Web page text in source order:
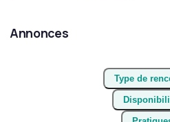
Annonces
Type de